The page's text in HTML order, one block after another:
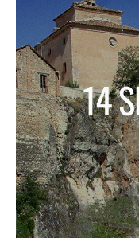
ESCENA
CONTACT
14